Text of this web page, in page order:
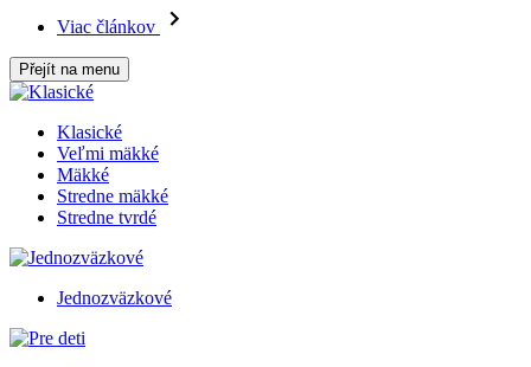
Viac článkov
Přejít na menu
Klasické
Veľmi mäkké
Mäkké
Stredne mäkké
Stredne tvrdé
Jednozväzkové